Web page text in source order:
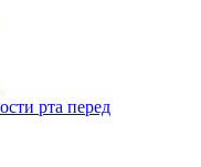
рта перед